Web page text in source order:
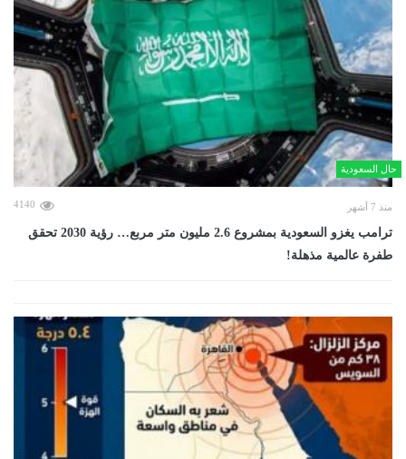
حال السعودية
منذ 7 أشهر 4140
ترامب يغزو السعودية بمشروع 2.6 مليون متر مربع… رؤية 2030 تحقق
طفرة عالمية مذهلة!